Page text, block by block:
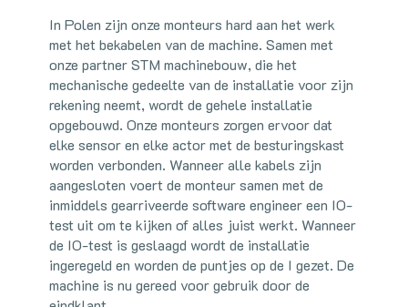
In Polen zijn onze monteurs hard aan het werk
met het bekabelen van de machine. Samen met
onze partner STM machinebouw, die het
mechanische gedeelte van de installatie voor zijn
rekening neemt, wordt de gehele installatie
opgebouwd. Onze monteurs zorgen ervoor dat
elke sensor en elke actor met de besturingskast
worden verbonden. Wanneer alle kabels zijn
aangesloten voert de monteur samen met de
inmiddels gearriveerde software engineer een IO-
test uit om te kijken of alles juist werkt. Wanneer
de IO-test is geslaagd wordt de installatie
ingeregeld en worden de puntjes op de I gezet. De
machine is nu gereed voor gebruik door de